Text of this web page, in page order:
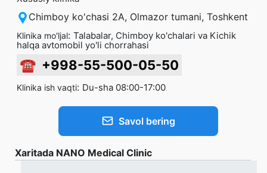
Chimboy ko'chasi 2A, Olmazor tumani, Toshkent
Klinika mo'ljal: Talabalar, Chimboy ko'chalari va Kichik
halqa avtomobil yo'li chorrahasi
☎ +998-55-500-05-50
Klinika ish vaqti: Du-sha 08:00-17:00
Savol bering
Xaritada NANO Medical Clinic